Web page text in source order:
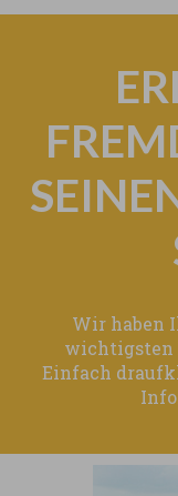
Wir haben
wichtigsten
Einfach